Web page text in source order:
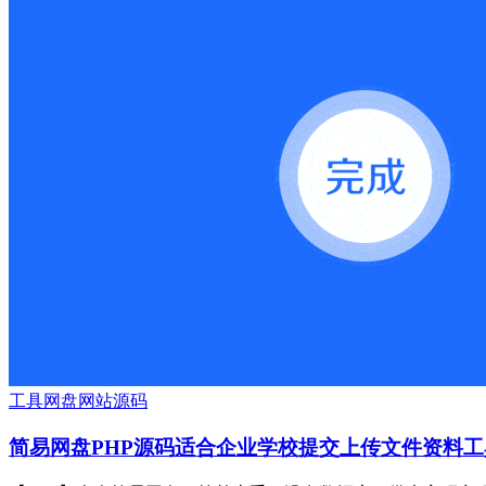
工具网盘网站源码
简易网盘PHP源码适合企业学校提交上传文件资料